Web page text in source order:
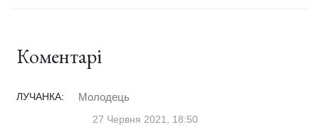
Коментарі
ЛУЧАНКА: Молодець
27 Червня 2021, 18:50